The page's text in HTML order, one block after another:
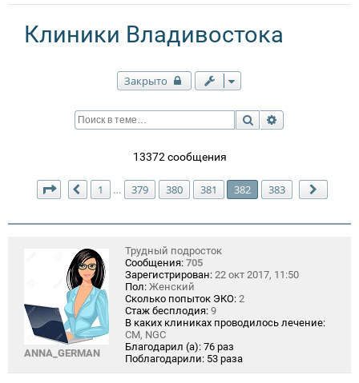
Клиники Владивостока
Закрыто
Поиск
13372 сообщения
Страница 382 из383
Пред.
1 … 379 380 381 382 383
ANNA_GERMAN
Трудный подросток
Сообщения: 705
Зарегистрирован: 22 окт 2017, 11:50
Пол: Женский
Сколько попыток ЭКО: 2
Стаж бесплодия: 9
В каких клиниках проводилось лечение:
СМ, NGC
Благодарил (а): 76 раз
Поблагодарили: 53 раза